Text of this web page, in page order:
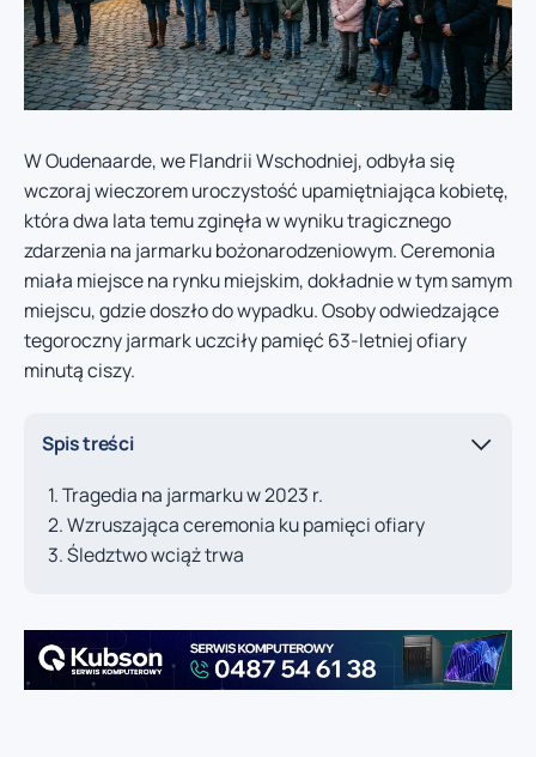
W Oudenaarde, we Flandrii Wschodniej, odbyła się
wczoraj wieczorem uroczystość upamiętniająca kobietę,
która dwa lata temu zginęła w wyniku tragicznego
zdarzenia na jarmarku bożonarodzeniowym. Ceremonia
miała miejsce na rynku miejskim, dokładnie w tym samym
miejscu, gdzie doszło do wypadku. Osoby odwiedzające
tegoroczny jarmark uczciły pamięć 63-letniej ofiary
minutą ciszy.
Spis treści
Tragedia na jarmarku w 2023 r.
Wzruszająca ceremonia ku pamięci ofiary
Śledztwo wciąż trwa